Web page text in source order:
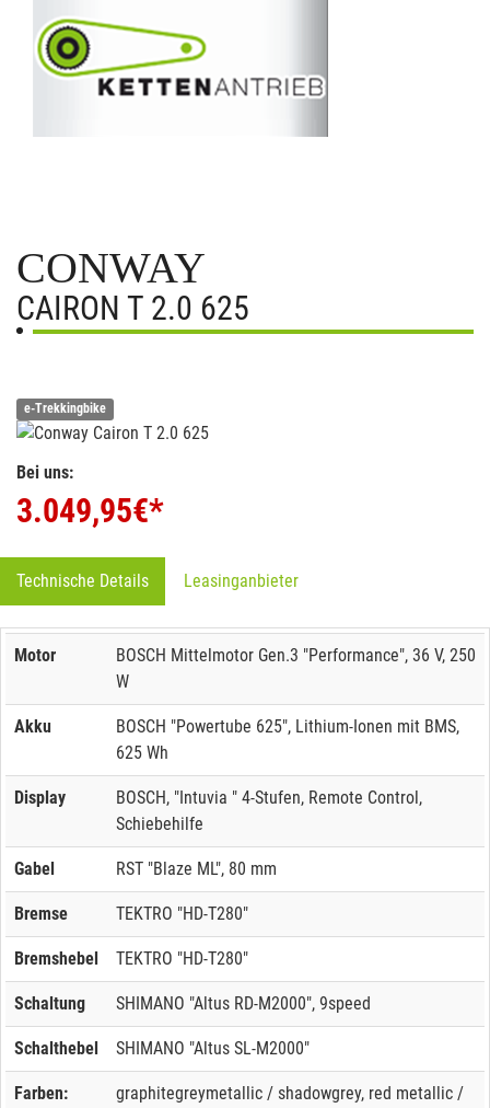
CONWAY
CAIRON T 2.0 625
e-Trekkingbike
Bei uns:
3.049,95€*
Technische Details Leasinganbieter
Motor
BOSCH Mittelmotor Gen.3 "Performance", 36 V, 250
W
Akku
BOSCH "Powertube 625", Lithium-Ionen mit BMS,
625 Wh
Display
BOSCH, "Intuvia " 4-Stufen, Remote Control,
Schiebehilfe
Gabel RST "Blaze ML", 80 mm
Bremse TEKTRO "HD-T280"
Bremshebel TEKTRO "HD-T280"
Schaltung SHIMANO "Altus RD-M2000", 9speed
Schalthebel SHIMANO "Altus SL-M2000"
Farben:
graphitegreymetallic / shadowgrey, red metallic /